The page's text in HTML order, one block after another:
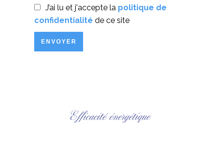
J’ai lu et j'accepte la politique de
confidentialité de ce site
ENVOYER
Efficacité énergétique